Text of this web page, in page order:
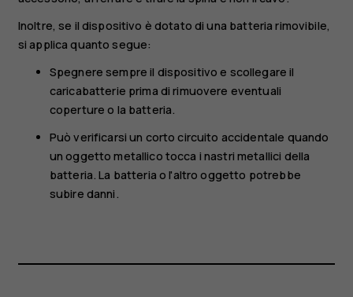
Inoltre, se il dispositivo è dotato di una batteria rimovibile,
si applica quanto segue:
Spegnere sempre il dispositivo e scollegare il
caricabatterie prima di rimuovere eventuali
coperture o la batteria.
Può verificarsi un corto circuito accidentale quando
un oggetto metallico tocca i nastri metallici della
batteria. La batteria o l'altro oggetto potrebbe
subire danni.